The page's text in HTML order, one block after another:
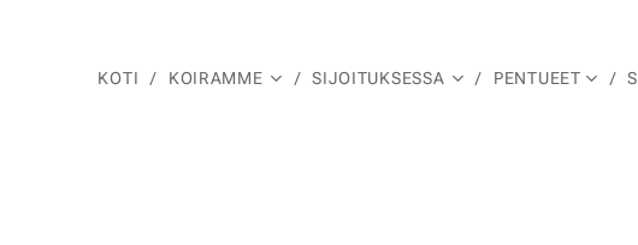
KOTI KOIRAMME SIJOITUKSESSA PENTUEET